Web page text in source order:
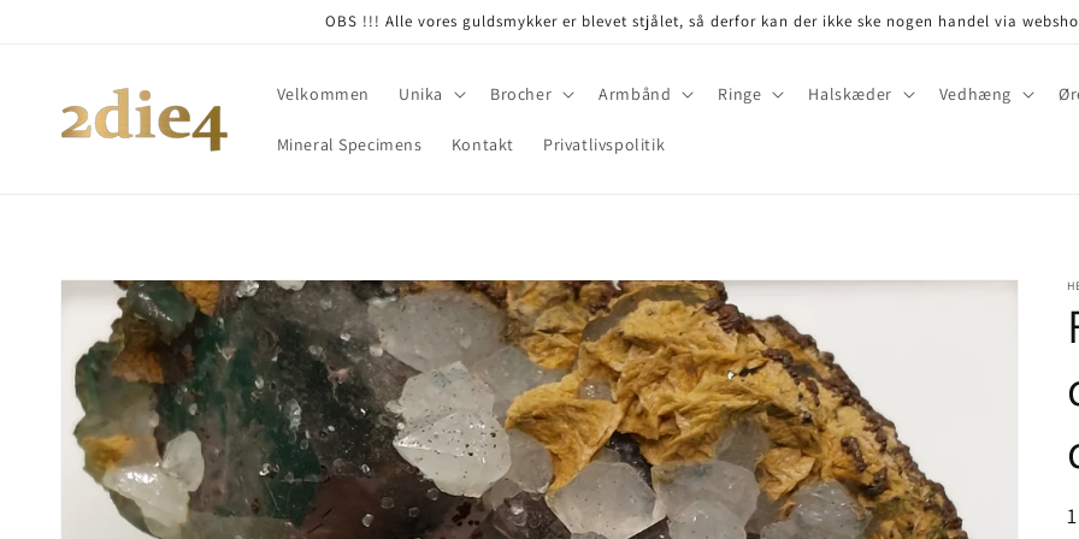
OBS !!! Alle vores guldsmykker er blevet stjålet, så derfor kan der ikke ske nogen handel via
Velkommen Unika Brocher Armbånd Ringe Halskæder Vedhæng
Mineral Specimens Kontakt Privatlivspolitik
Skip to
product
information